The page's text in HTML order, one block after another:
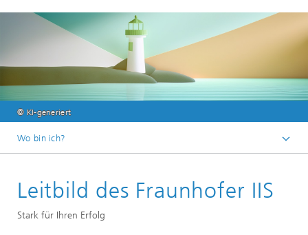
© KI-generiert
Wo bin ich?
Über uns
Leitbild des Fraunhofer IIS
Stark für Ihren Erfolg